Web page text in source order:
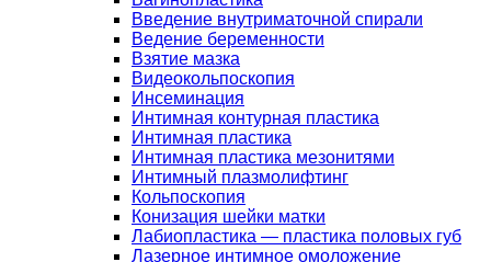
Введение внутриматочной спирали
Ведение беременности
Взятие мазка
Видеокольпоскопия
Инсеминация
Интимная контурная пластика
Интимная пластика
Интимная пластика мезонитями
Интимный плазмолифтинг
Кольпоскопия
Конизация шейки матки
Лабиопластика — пластика половых губ
Лазерное интимное омоложение